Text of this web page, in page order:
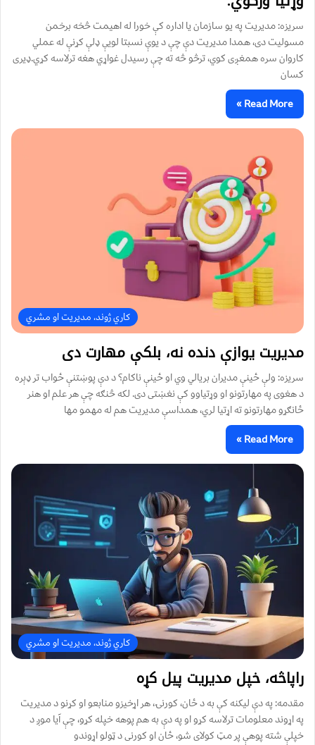
سریزه: مدیریت په یو سازمان یا اداره کې خورا له اهیمت څخه برخمن‌
مسولیت دی، همدا مدیريت دې چې د یوې نسبتا لويې ډلې کړنې له عملي
کاروان سره همغږی کوي، ترڅو څه ته چې رسیدل غواړي هغه ترلاسه کړي.ډیری
کسان
Read More »
کاري ژوند، مدیریت او مشري
مدیریت یوازې دنده نه، بلکې مهارت دی
سریزه: ولې ځینې مدیران بریالي وي او ځینې ناکام؟ د دې پوښتنې ځواب تر ډېره
د هغوی په مهارتونو او وړتیاوو کې نغښتی دی. لکه څنګه چې هر علم او هنر
ځانګړو مهارتونو ته اړتیا لري، همداسې مدیریت هم له مهمو مها
Read More »
کاري ژوند، مدیریت او مشري
راپاڅه، خپل مدیریت پیل کړه
مقدمه: په دې لیکنه کې به د ځان، کورنۍ، هر اړخیزو منابعو او کړنو د مدیریت
په اړوند معلومات ترلاسه کړو او په دې به هم پوهه خپله کړو، چې آیا موږ د
خپلې شته پوهې پر مټ کولای شو، ځان او کورنی د ټولو اړوندو